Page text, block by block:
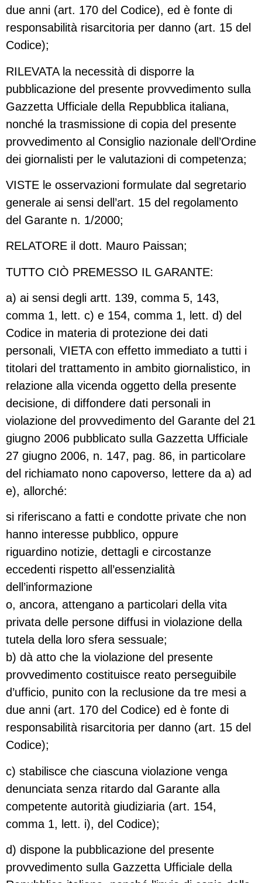
due anni (art. 170 del Codice), ed è fonte di
responsabilità risarcitoria per danno (art. 15 del
Codice);
RILEVATA la necessità di disporre la
pubblicazione del presente provvedimento sulla
Gazzetta Ufficiale della Repubblica italiana,
nonché la trasmissione di copia del presente
provvedimento al Consiglio nazionale dell’Ordine
dei giornalisti per le valutazioni di competenza;
VISTE le osservazioni formulate dal segretario
generale ai sensi dell’art. 15 del regolamento
del Garante n. 1/2000;
RELATORE il dott. Mauro Paissan;
TUTTO CIÒ PREMESSO IL GARANTE:
a) ai sensi degli artt. 139, comma 5, 143,
comma 1, lett. c) e 154, comma 1, lett. d) del
Codice in materia di protezione dei dati
personali, VIETA con effetto immediato a tutti i
titolari del trattamento in ambito giornalistico, in
relazione alla vicenda oggetto della presente
decisione, di diffondere dati personali in
violazione del provvedimento del Garante del 21
giugno 2006 pubblicato sulla Gazzetta Ufficiale
27 giugno 2006, n. 147, pag. 86, in particolare
del richiamato nono capoverso, lettere da a) ad
e), allorché:
si riferiscano a fatti e condotte private che non
hanno interesse pubblico, oppure
riguardino notizie, dettagli e circostanze
eccedenti rispetto all’essenzialità
dell’informazione
o, ancora, attengano a particolari della vita
privata delle persone diffusi in violazione della
tutela della loro sfera sessuale;
b) dà atto che la violazione del presente
provvedimento costituisce reato perseguibile
d’ufficio, punito con la reclusione da tre mesi a
due anni (art. 170 del Codice) ed è fonte di
responsabilità risarcitoria per danno (art. 15 del
Codice);
c) stabilisce che ciascuna violazione venga
denunciata senza ritardo dal Garante alla
competente autorità giudiziaria (art. 154,
comma 1, lett. i), del Codice);
d) dispone la pubblicazione del presente
provvedimento sulla Gazzetta Ufficiale della